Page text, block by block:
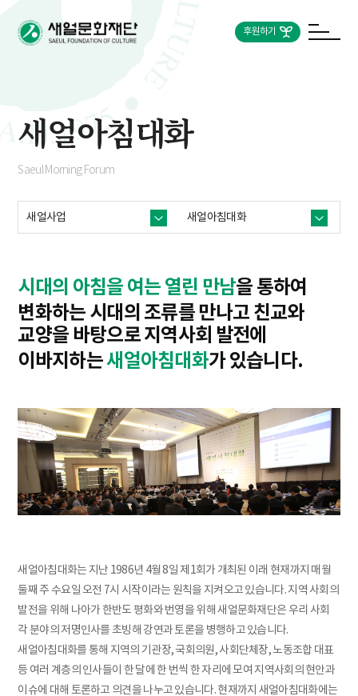
후원하기
새얼아침대화
Saeul Morning Forum
새얼사업 새얼아침대화
시대의 아침을 여는 열린 만남을 통하여
변화하는 시대의 조류를 만나고 친교와
교양을 바탕으로지역사회 발전에
이바지하는새얼아침대화가 있습니다.
새얼아침대화는 지난 1986년 4월 8일 제1회가 개최된 이래 현재까지 매월
둘째 주 수요일 오전 7시 시작이라는 원칙을 지켜오고 있습니다. 지역 사회의
발전을 위해 나아가 한반도 평화와 번영을 위해 새얼문화재단은 우리 사회
각 분야의 저명인사를 초빙해 강연과 토론을 병행하고 있습니다.
새얼아침대화를 통해 지역의 기관장, 국회의원, 사회단체장, 노동조합 대표
등 여러 계층의 인사들이 한 달에 한 번씩 한 자리에 모여 지역사회의 현안과
이슈에 대해 토론하고 의견을 나누고 있습니다. 현재까지 새얼아침대화에는